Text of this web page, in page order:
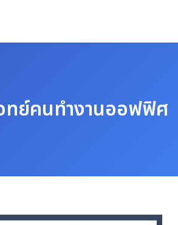
ทย์คนทำงานออฟฟิศ